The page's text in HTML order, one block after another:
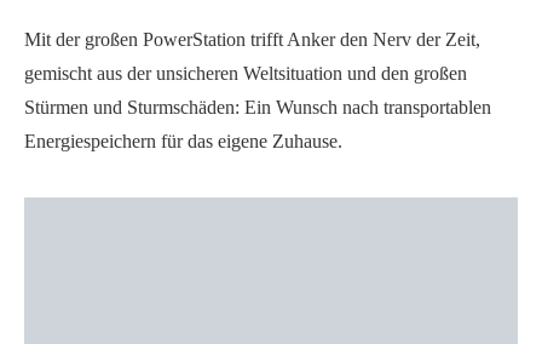
Mit der großen PowerStation trifft Anker den Nerv der Zeit,
gemischt aus der unsicheren Weltsituation und den großen
Stürmen und Sturmschäden: Ein Wunsch nach transportablen
Energiespeichern für das eigene Zuhause.